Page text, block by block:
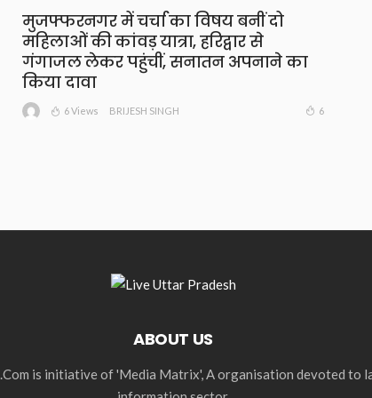
मुजफ्फरनगर में चर्चा का विषय बनीं दो
महिलाओं की कांवड़ यात्रा, हरिद्वार से
गंगाजल लेकर पहुंचीं, सनातन अपनाने का
किया दावा
6 Views BRIJESH SINGH 6
ABOUT US
is initiative of 'Media Matrix', A organisation devoted to